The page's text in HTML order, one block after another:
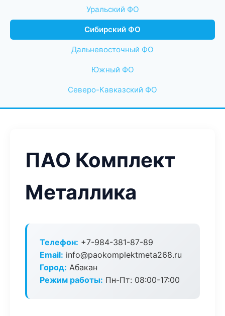
Уральский ФО
Сибирский ФО
Дальневосточный ФО
Южный ФО
Северо-Кавказский ФО
ПАО Комплект
Металлика
Телефон: +7-984-381-87-89
Email: info@paokomplektmeta268.ru
Город: Абакан
Режим работы: Пн-Пт: 08:00-17:00